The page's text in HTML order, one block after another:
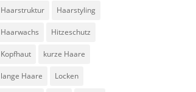
Haarstruktur Haarstyling
Haarwachs Hitzeschutz
Kopfhaut kurze Haare
lange Haare Locken